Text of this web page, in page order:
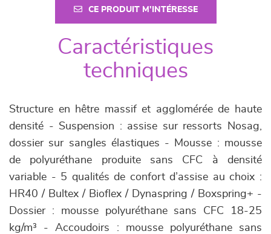
CE PRODUIT M'INTÉRESSE
Caractéristiques
techniques
Structure en hêtre massif et agglomérée de haute
densité - Suspension : assise sur ressorts Nosag,
dossier sur sangles élastiques - Mousse : mousse
de polyuréthane produite sans CFC à densité
variable - 5 qualités de confort d’assise au choix :
HR40 / Bultex / Bioflex / Dynaspring / Boxspring+ -
Dossier : mousse polyuréthane sans CFC 18-25
kg/m³ - Accoudoirs : mousse polyuréthane sans